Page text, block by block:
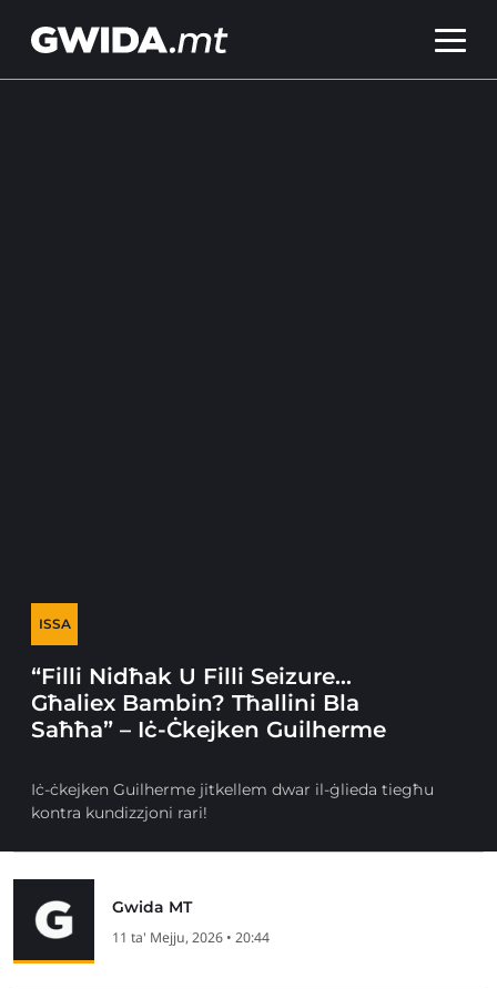
ISSA
“Filli Nidħak U Filli Seizure…
Għaliex Bambin? Tħallini Bla
Saħħa” – Iċ-Ċkejken Guilherme
Iċ-ċkejken Guilherme jitkellem dwar il-ġlieda tiegħu
kontra kundizzjoni rari!
Gwida MT
11 ta' Mejju, 2026 • 20:44